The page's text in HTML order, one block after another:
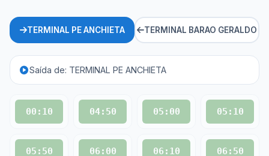
TERMINAL PE ANCHIETA TERMINAL BARAO GERALDO
Saída de: TERMINAL PE ANCHIETA
00:10 04:50 05:00 05:10
05:50 06:00 06:10 06:50